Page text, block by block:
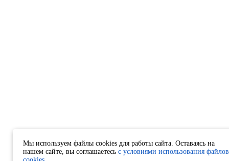
Мы используем файлы cookies для работы сайта. Оставаясь на
нашем сайте, вы соглашаетесь с условиями использования файлов